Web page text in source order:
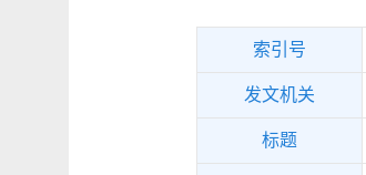
索引号
发文机关
标题